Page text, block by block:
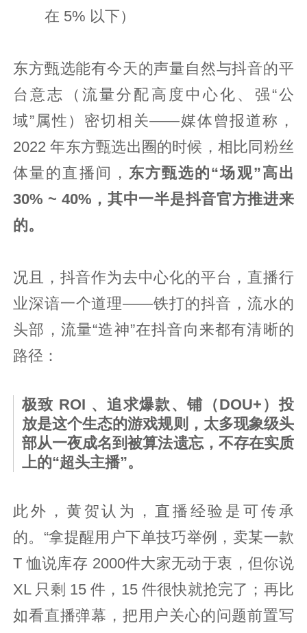
在 5% 以下）
东方甄选能有今天的声量自然与抖音的平
台意志（流量分配高度中心化、强“公
域”属性）密切相关——媒体曾报道称，
2022 年东方甄选出圈的时候，相比同粉丝
体量的直播间， 东方甄选的“场观”高出
30% ~ 40%，其中一半是抖音官方推进来
的。
况且，抖音作为去中心化的平台，直播行
业深谙一个道理——铁打的抖音，流水的
头部，流量“造神”在抖音向来都有清晰的
路径：
极致 ROI 、追求爆款、铺（DOU+）投
放是这个生态的游戏规则，太多现象级头
部从一夜成名到被算法遗忘，不存在实质
上的“超头主播”。
此外，黄贺认为，直播经验是可传承
的。“拿提醒用户下单技巧举例，卖某一款
T 恤说库存 2000件大家无动于衷，但你说
XL 只剩 15 件，15 件很快就抢完了；再比
如看直播弹幕，把用户关心的问题前置写